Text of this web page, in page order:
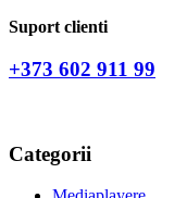
Suport clienti
+373 602 911 99
Categorii